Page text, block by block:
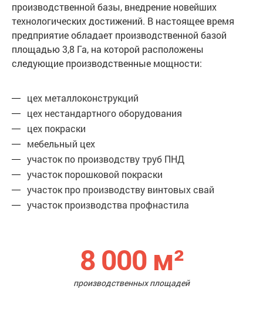
производственной базы, внедрение новейших
технологических достижений. В настоящее время
предприятие обладает производственной базой
площадью 3,8 Га, на которой расположены
следующие производственные мощности:
цех металлоконструкций
цех нестандартного оборудования
цех покраски
мебельный цех
участок по производству труб ПНД
участок порошковой покраски
участок про производству винтовых свай
участок производства профнастила
8 000 м²
производственных площадей